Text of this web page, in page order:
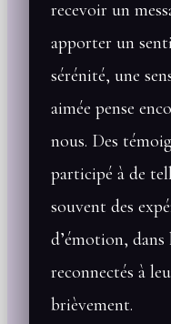
recevoir un
apporter un
sérénité, une
aimée pense
nous. Des
participé à de
souvent des
d’émotion, dans
reconnectés à
brièvement.